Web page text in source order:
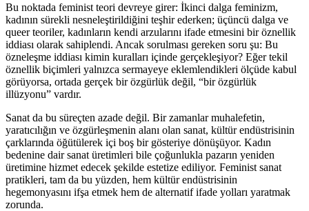
Bu noktada feminist teori devreye girer: İkinci dalga feminizm,
kadının sürekli nesneleştirildiğini teşhir ederken; üçüncü dalga ve
queer teoriler, kadınların kendi arzularını ifade etmesini bir öznellik
iddiası olarak sahiplendi. Ancak sorulması gereken soru şu: Bu
özneleşme iddiası kimin kuralları içinde gerçekleşiyor? Eğer tekil
öznellik biçimleri yalnızca sermayeye eklemlendikleri ölçüde kabul
görüyorsa, ortada gerçek bir özgürlük değil, “bir özgürlük
illüzyonu” vardır.
Sanat da bu süreçten azade değil. Bir zamanlar muhalefetin,
yaratıcılığın ve özgürleşmenin alanı olan sanat, kültür endüstrisinin
çarklarında öğütülerek içi boş bir gösteriye dönüşüyor. Kadın
bedenine dair sanat üretimleri bile çoğunlukla pazarın yeniden
üretimine hizmet edecek şekilde estetize ediliyor. Feminist sanat
pratikleri, tam da bu yüzden, hem kültür endüstrisinin
hegemonyasını ifşa etmek hem de alternatif ifade yolları yaratmak
zorunda.